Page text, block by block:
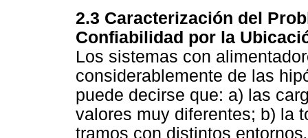
2.3 Caracterización del
Confiabilidad por la
Los sistemas con
considerablemente de las
puede decirse que: a) las
valores muy diferentes; b) la
tramos con distintos entornos